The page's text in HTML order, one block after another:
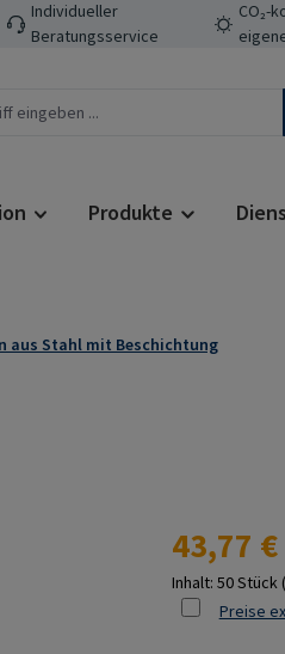
Individueller
Beratungsservice
CO₂-
Produkte
aus Stahl mit Beschichtung
Regulärer
43,77 €
Inhalt: 50 Stück
Preise